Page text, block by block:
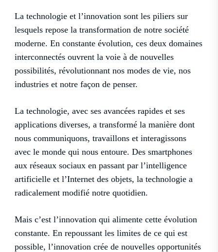
La technologie et l’innovation sont les piliers sur
lesquels repose la transformation de notre société
moderne. En constante évolution, ces deux domaines
interconnectés ouvrent la voie à de nouvelles
possibilités, révolutionnant nos modes de vie, nos
industries et notre façon de penser.
La technologie, avec ses avancées rapides et ses
applications diverses, a transformé la manière dont
nous communiquons, travaillons et interagissons
avec le monde qui nous entoure. Des smartphones
aux réseaux sociaux en passant par l’intelligence
artificielle et l’Internet des objets, la technologie a
radicalement modifié notre quotidien.
Mais c’est l’innovation qui alimente cette évolution
constante. En repoussant les limites de ce qui est
possible, l’innovation crée de nouvelles opportunités